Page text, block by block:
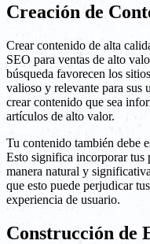
Creación de
Crear contenido de alta
SEO para ventas de alto
búsqueda favorecen los
valioso y relevante para sus
crear contenido que sea
artículos de alto valor.
Tu contenido también debe
Esto significa incorporar tus
manera natural y
que esto puede perjudicar
experiencia de usuario.
Construcción de